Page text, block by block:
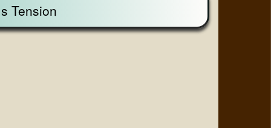
Tension